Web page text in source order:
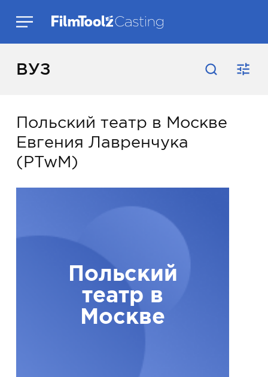
ВУЗ
Польский театр в Москве
Евгения Лавренчука
(PTwM)
Польский
театр в
Москве